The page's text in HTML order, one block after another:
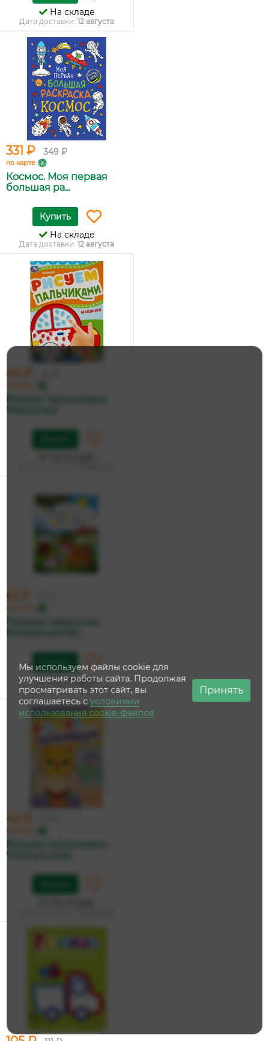
На складе
Дата доставки: 12 августа
331 ₽ 349 ₽
по карте
Космос. Моя первая
большая ра...
Купить
На складе
Дата доставки: 12 августа
42 ₽
по карте
'Машинки'
61 ₽
по карте
Книжка-раскр...
На складе
Дата доставки:12 августа
42 ₽
по карте
'Лесные жив...
Мы используем файлы cookie для
улучшения работы сайта. Продолжая
просматривать этот сайт, вы
соглашаетесь сусловиями
использования cookie–файлов
Принять